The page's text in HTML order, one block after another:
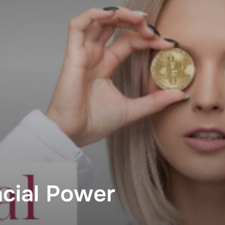
Power